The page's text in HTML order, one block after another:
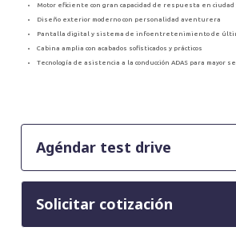
Motor eficiente con gran capacidad de respuesta en
Diseño exterior moderno con personalidad aventurera
Pantalla digital y sistema de infoentretenimiento de
Cabina amplia con acabados sofisticados y prácticos
Tecnología de asistencia a la conducción ADAS para mayor
Agéndar test drive
Solicitar cotización